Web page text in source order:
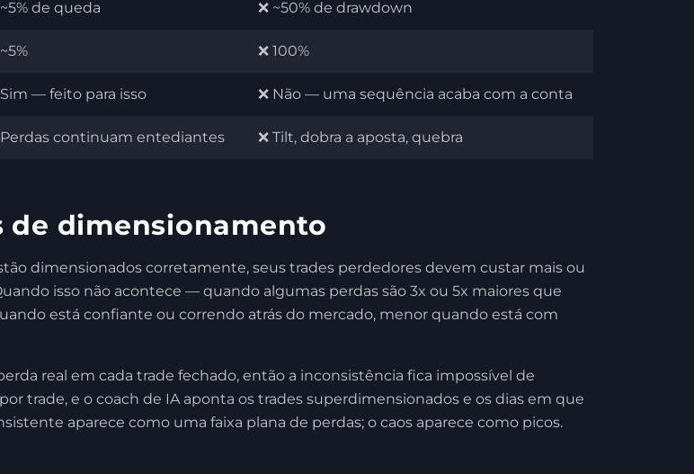
de queda ❌ ~50% de drawdown
❌ 100%
Sim — feito para isso ❌ Não — uma sequência acaba com a conta
Perdas continuam entediantes ❌ Tilt, dobra a aposta, quebra
de dimensionamento
dimensionados corretamente, seus trades perdedores devem custar mais ou
isso não acontece — quando algumas perdas são 3x ou 5x maiores que
está confiante ou correndo atrás do mercado, menor quando está com
real em cada trade fechado, então a inconsistência fica impossível de
trade, e o coach de IA aponta os trades superdimensionados e os dias em que
aparece como uma faixa plana de perdas; o caos aparece como picos.